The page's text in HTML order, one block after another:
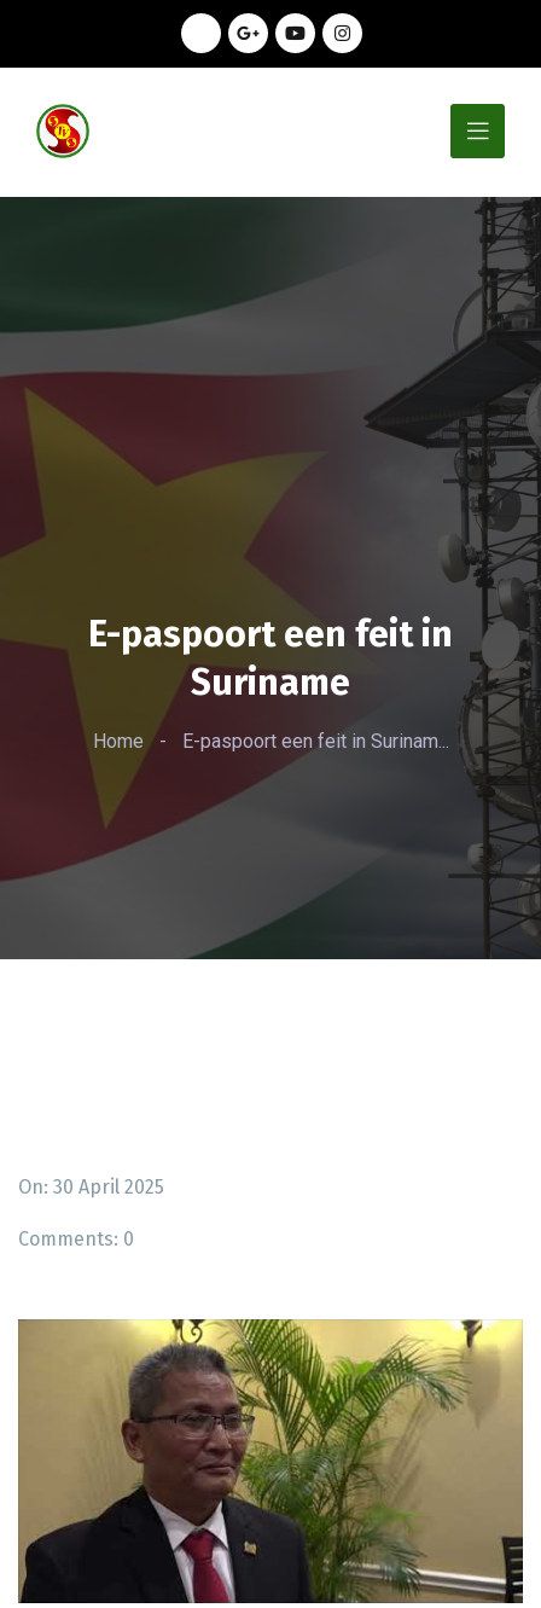
E-paspoort een feit in
Suriname
Home - E-paspoort een feit in Surinam...
On: 30 April 2025
Comments: 0